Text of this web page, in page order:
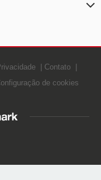
Contato
de cookies